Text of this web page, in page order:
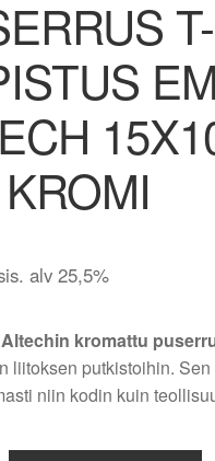
T-
EM
alv 25,5%
Altechin kromattu
liitoksen putkistoihin.
niin kodin kuin